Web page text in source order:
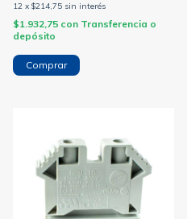
12 x $214,75 sin interés
$1.932,75 con Transferencia o
depósito